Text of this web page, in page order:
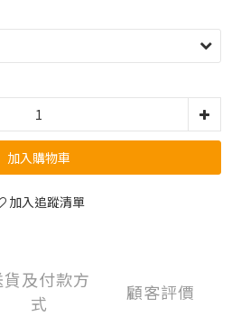
加入購物車
加入追蹤清單
貨及付款方
式
顧客評價